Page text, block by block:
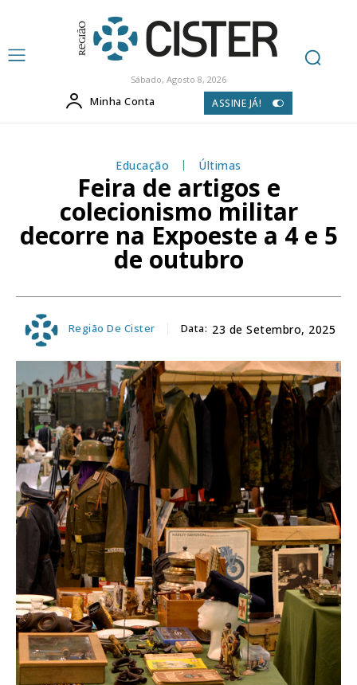
Sábado, Agosto 8, 2026
Minha Conta ASSINE JÁ!
Educação Últimas
Feira de artigos e
colecionismo militar
decorre na Expoeste a 4 e 5
de outubro
Região De Cister Data: 23 de Setembro, 2025